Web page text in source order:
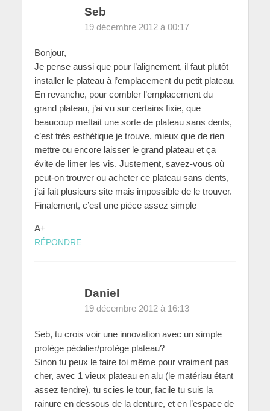
Seb
19 décembre 2012 à 00:17
Bonjour,
Je pense aussi que pour l’alignement, il faut plutôt
installer le plateau à l’emplacement du petit plateau.
En revanche, pour combler l’emplacement du
grand plateau, j’ai vu sur certains fixie, que
beaucoup mettait une sorte de plateau sans dents,
c’est très esthétique je trouve, mieux que de rien
mettre ou encore laisser le grand plateau et ça
évite de limer les vis. Justement, savez-vous où
peut-on trouver ou acheter ce plateau sans dents,
j’ai fait plusieurs site mais impossible de le trouver.
Finalement, c’est une pièce assez simple
A+
RÉPONDRE
Daniel
19 décembre 2012 à 16:13
Seb, tu crois voir une innovation avec un simple
protège pédalier/protège plateau?
Sinon tu peux le faire toi même pour vraiment pas
cher, avec 1 vieux plateau en alu (le matériau étant
assez tendre), tu scies le tour, facile tu suis la
rainure en dessous de la denture, et en l’espace de